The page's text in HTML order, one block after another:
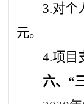
3.对个
元。
4.项目
六、 “